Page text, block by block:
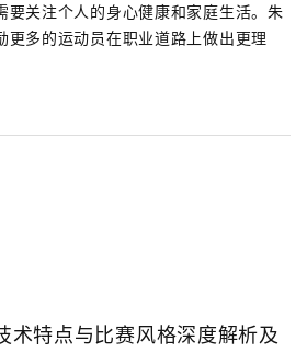
要关注个人的身心健康和家庭生活。朱
更多的运动员在职业道路上做出更理
术特点与比赛风格深度解析及